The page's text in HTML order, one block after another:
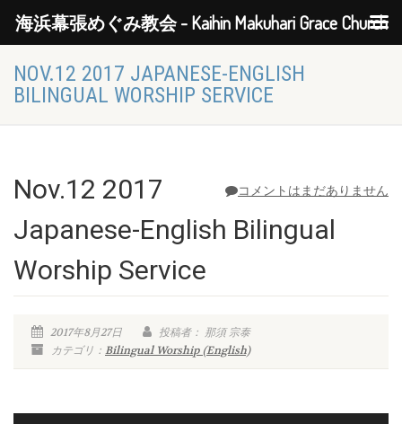
NOV.12 2017 JAPANESE-ENGLISH
BILINGUAL WORSHIP SERVICE
コメントはまだありません
Nov.12 2017
Japanese-English Bilingual
Worship Service
2017年8月27日
投稿者： 那須 宗泰
カテゴリ： Bilingual Worship (English)
海浜幕張めぐみ教会 - Kaihin Makuhari Grace Church